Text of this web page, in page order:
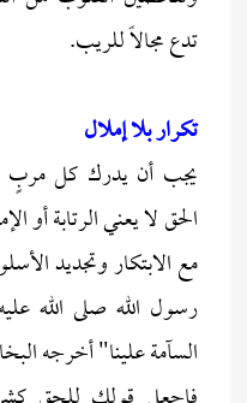
تدع مجالاً للريب.
تكرار بلا إملال
يجب أن يدرك كل مربٍ
الحق لا يعني الرتابة أو
مع الابتكار وتجديد
رسول الله صلى الله
السآمة علينا" أخرجه